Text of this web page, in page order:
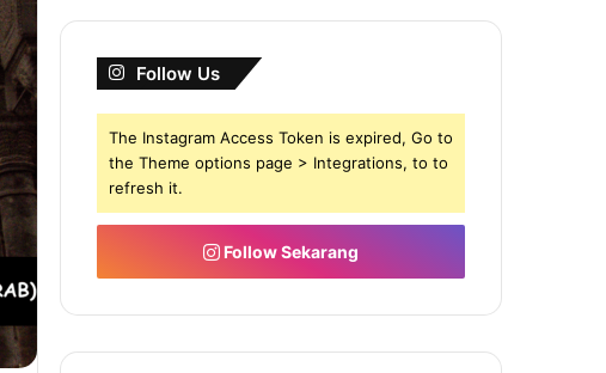
Follow Us
The Instagram Access Token is expired, Go to
the Theme options page > Integrations, to to
refresh it.
Follow Sekarang